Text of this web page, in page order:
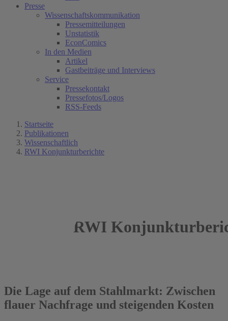
Presse
Wissenschaftskommunikation
Pressemitteilungen
Unstatistik
EconComics
In den Medien
Artikel
Gastbeiträge und Interviews
Service
Pressekontakt
Pressefotos/Logos
RSS-Feeds
Startseite
Publikationen
Wissenschaftlich
RWI Konjunkturberichte
RWI
Die Lage auf dem Stahlmarkt: Zwischen
flauer Nachfrage und steigenden Kosten